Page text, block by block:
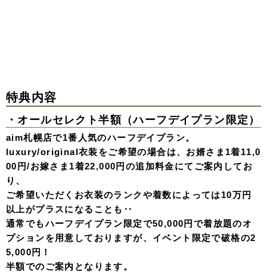
特典内容
・オールセレクト半額（ハーフデイプラン限定）
aim札幌店で1番人気のハーフデイプラン。
luxury/original衣装をご希望の場合は、お婿さま1着11,0
00円/お嫁さま1着22,000円の追加料金にてご案内してお
り、
ご希望いただくお衣装のランクや着数によっては10万円
以上がプラスになることも‥
通常でもハーフデイプラン限定で50,000円で着放題のオ
プションを用意しておりますが、イベント限定で破格の2
5,000円！
半額でのご案内となります。